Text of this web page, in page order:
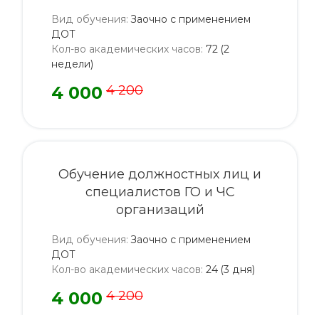
Вид обучения: Заочно с применением
ДОТ
Кол-во академических часов: 72 (2
недели)
4 000 4 200
Обучение должностных лиц и
специалистов ГО и ЧС
организаций
Вид обучения: Заочно с применением
ДОТ
Кол-во академических часов: 24 (3 дня)
4 000 4 200